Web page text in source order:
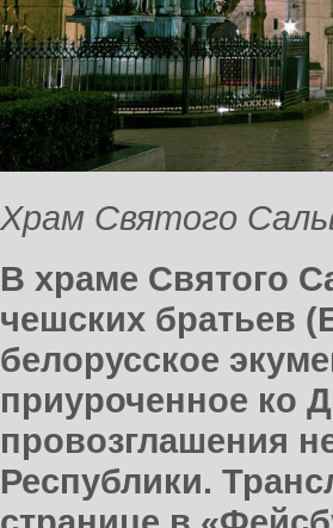
Храм Святого
В храме Святого
чешских братьев
белорусское
приуроченное ко
провозглашения
Республики.